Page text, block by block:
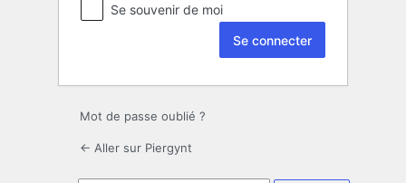
Se souvenir de moi
Mot de passe oublié ?
← Aller sur Piergynt